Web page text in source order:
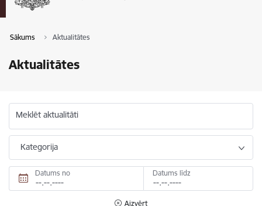
Sākums Aktualitātes
Aktualitātes
Meklēt aktualitāti
Kategorija
Datums no Datums līdz
Aizvērt